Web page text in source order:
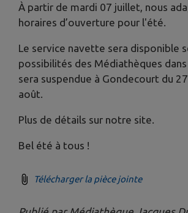
À partir de mardi 07 juillet, nous
horaires d’ouverture pour l'été.
Le service navette sera disponible
possibilités des Médiathèques dans
sera suspendue à Gondecourt du
août.
Plus de détails sur notre site.
Bel été à tous !
Télécharger la pièce jointe